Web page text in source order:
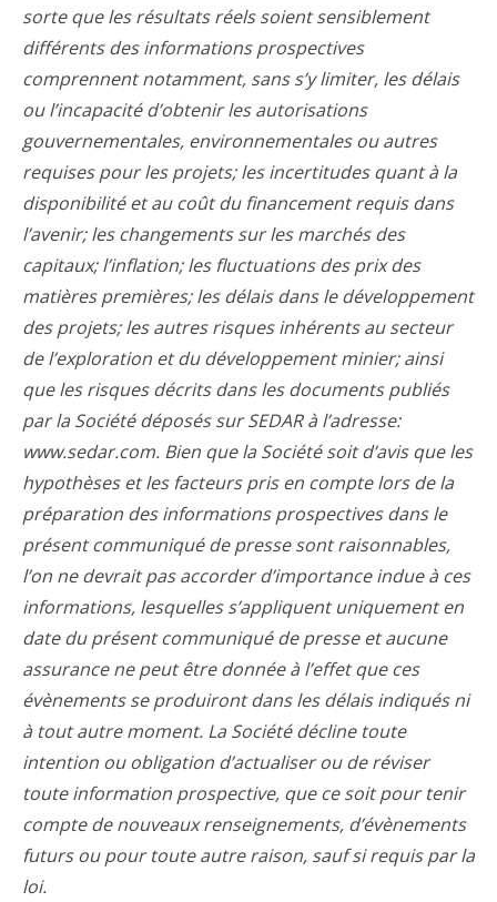
sorte que les résultats réels soient sensiblement
différents des informations prospectives
comprennent notamment, sans s’y limiter, les délais
ou l’incapacité d’obtenir les autorisations
gouvernementales, environnementales ou autres
requises pour les projets; les incertitudes quant à la
disponibilité et au coût du financement requis dans
l’avenir; les changements sur les marchés des
capitaux; l’inflation; les fluctuations des prix des
matières premières; les délais dans le développement
des projets; les autres risques inhérents au secteur
de l’exploration et du développement minier; ainsi
que les risques décrits dans les documents publiés
par la Société déposés sur SEDAR à l’adresse:
www.sedar.com. Bien que la Société soit d’avis que les
hypothèses et les facteurs pris en compte lors de la
préparation des informations prospectives dans le
présent communiqué de presse sont raisonnables,
l’on ne devrait pas accorder d’importance indue à ces
informations, lesquelles s’appliquent uniquement en
date du présent communiqué de presse et aucune
assurance ne peut être donnée à l’effet que ces
évènements se produiront dans les délais indiqués ni
à tout autre moment. La Société décline toute
intention ou obligation d’actualiser ou de réviser
toute information prospective, que ce soit pour tenir
compte de nouveaux renseignements, d’évènements
futurs ou pour toute autre raison, sauf si requis par la
loi.